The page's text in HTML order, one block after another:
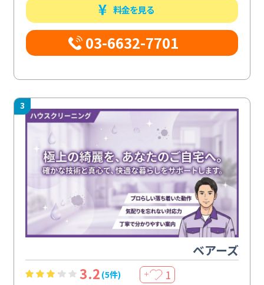
料金を見る
03-6632-7701
3
ベアーズ
3.2 (5件) ＋ 1